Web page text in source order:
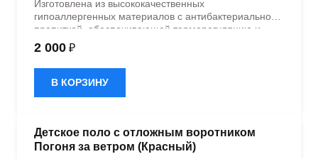
Изготовлена из высококачественных
гипоаллергенных материалов с антибактериальной
пропиткой, обеспечивающей терморегуляцию и
быстрое влагоотведение. Одежда обладает
эластичностью в 5 направлениях и стильным
дизайном.
2 000 ₽
В КОРЗИНУ
Детское поло с отложным воротником
Погоня за ветром (Красный)